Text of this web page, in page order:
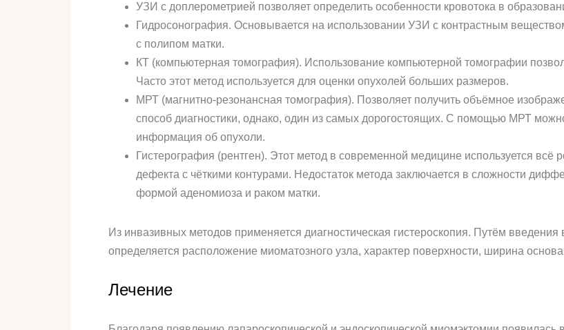
УЗИ с доплерометрией позволяет определить особенности кровотока в
Гидросонография. Основывается на использовании УЗИ с контрастным
с полипом матки.
КТ (компьютерная томография). Использование компьютерной томографии
Часто этот метод используется для оценки опухолей больших размеров.
МРТ (магнитно-резонансная томография). Позволяет получить объёмное
способ диагностики, однако, один из самых дорогостоящих. С помощью МРТ
информация об опухоли.
Гистерография (рентген). Этот метод в современной медицине используется
дефекта с чёткими контурами. Недостаток метода заключается в сложности
формой аденомиоза и раком матки.
Из инвазивных методов применяется диагностическая гистероскопия. Путём введения
определяется расположение миоматозного узла, характер поверхности, ширина
Лечение